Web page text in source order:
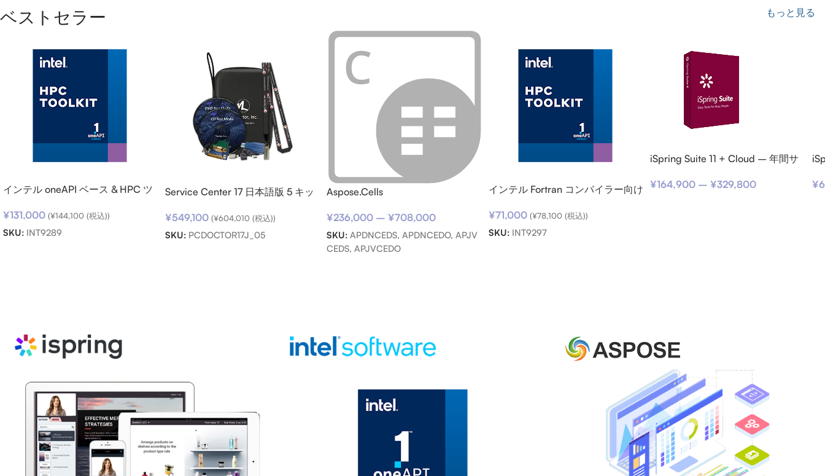
ベストセラー もっと見る
インテル oneAPI ベース & HPC ツ
(期限内更新用)
¥131,000 (¥144,100 (税込))
SKU: INT9289
Service Center 17 日本語版 5 キッ
¥549,100 (¥604,010(税込))
SKU: PCDOCTOR17J_05
Aspose.Cells
¥236,000 –¥708,000
SKU:APDNCEDS, APDNCEDO, APJV
CEDS, APJVCEDO
インテル Fortran コンパイラー向け
用)
¥71,000 (¥78,100(税込))
SKU: INT9297
iSpring Suite 11 + Cloud – 年間サ
¥164,900 –¥329,800
¥